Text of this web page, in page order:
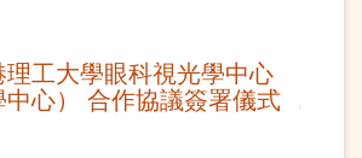
工大學眼科視光學中心
心） 合作協議簽署儀式